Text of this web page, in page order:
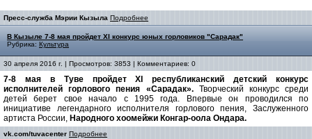
Пресс-служба Мэрии Кызыла Подробнее
В Кызыле 7-8 мая пройдет XI конкурс юных горловиков "Сарадак"
Рубрика: Культура
30 апреля 2016 г. | Просмотров: 3853 | Комментариев: 0
7-8 мая в Туве пройдет XI республиканский детский конкурс
исполнителей горлового пения «Сарадак». Творческий конкурс среди
детей берет свое начало с 1995 года. Впервые он проводился по
инициативе легендарного исполнителя горлового пения, Заслуженного
артиста России, Народного хоомейжи Конгар-оола Ондара.
vk.com/tuvacenter Подробнее